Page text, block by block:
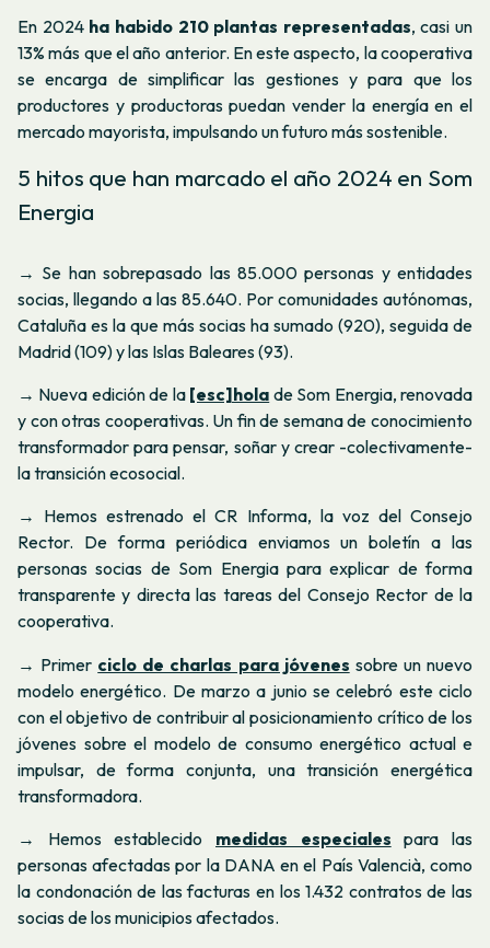
En 2024 ha habido 210 plantas representadas, casi un
13% más que el año anterior. En este aspecto, la cooperativa
se encarga de simplificar las gestiones y para que los
productores y productoras puedan vender la energía en el
mercado mayorista, impulsando un futuro más sostenible.
5 hitos que han marcado el año 2024 en Som
Energia
→ Se han sobrepasado las 85.000 personas y entidades
socias, llegando a las 85.640. Por comunidades autónomas,
Cataluña es la que más socias ha sumado (920), seguida de
Madrid (109) y las Islas Baleares (93).
→ Nueva edición de la [esc]hola de Som Energia, renovada
y con otras cooperativas. Un fin de semana de conocimiento
transformador para pensar, soñar y crear -colectivamente-
la transición ecosocial.
→ Hemos estrenado el CR Informa, la voz del Consejo
Rector. De forma periódica enviamos un boletín a las
personas socias de Som Energia para explicar de forma
transparente y directa las tareas del Consejo Rector de la
cooperativa.
→ Primer ciclo de charlas para jóvenes sobre un nuevo
modelo energético. De marzo a junio se celebró este ciclo
con el objetivo de contribuir al posicionamiento crítico de los
jóvenes sobre el modelo de consumo energético actual e
impulsar, de forma conjunta, una transición energética
transformadora.
→ Hemos establecido
medidas especiales para las
personas afectadas por la DANA en el País Valencià, como
la condonación de las facturas en los 1.432 contratos de las
socias de los municipios afectados.